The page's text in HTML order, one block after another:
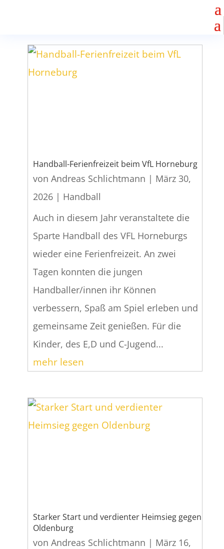
Handball-Ferienfreizeit beim VfL Horneburg
von Andreas Schlichtmann | März 30,
2026| Handball
Auch in diesem Jahr veranstaltete die
Sparte Handball des VFL Horneburgs
wieder eine Ferienfreizeit. An zwei
Tagen konnten die jungen
Handballer/innen ihr Können
verbessern, Spaß am Spiel erleben und
gemeinsame Zeit genießen. Für die
Kinder, des E,D und C-Jugend...
mehr lesen
Starker Start und verdienter Heimsieg gegen
Oldenburg
von Andreas Schlichtmann | März 16,